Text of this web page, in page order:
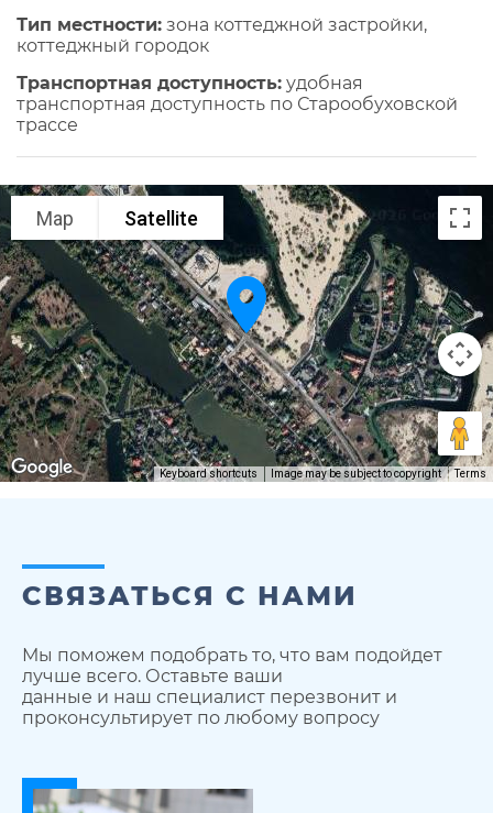
Тип местности: зона коттеджной застройки,
коттеджный городок
Транспортная доступность: удобная
транспортная доступность по Старообуховской
трассе
Map Satellite
Keyboard shortcuts Image may be subject to copyright Terms
СВЯЗАТЬСЯ С НАМИ
Мы поможем подобрать то, что вам подойдет
лучше всего. Оставьте ваши
данные и наш специалист перезвонит и
проконсультирует по любому вопросу